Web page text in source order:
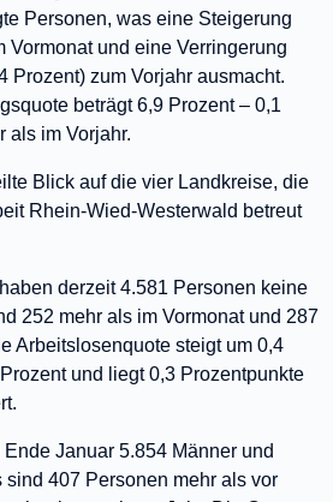
Personen, was eine Steigerung
Vormonat und eine Verringerung
Prozent) zum Vorjahr ausmacht.
beträgt 6,9 Prozent – 0,1
als im Vorjahr.
Blick auf die vier Landkreise, die
Rhein-Wied-Westerwald betreut
haben derzeit 4.581 Personen keine
252 mehr als im Vormonat und 287
Arbeitslosenquote steigt um 0,4
und liegt 0,3 Prozentpunkte
Ende Januar 5.854 Männer und
sind 407 Personen mehr als vor